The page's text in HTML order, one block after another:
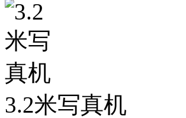
3.2米写真机